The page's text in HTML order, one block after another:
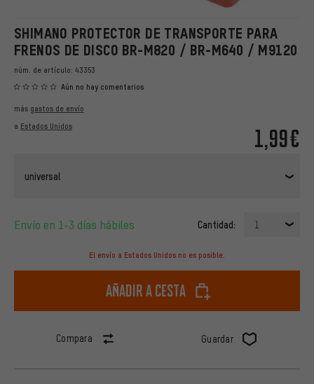
SHIMANO PROTECTOR DE TRANSPORTE PARA
FRENOS DE DISCO BR-M820 / BR-M640 / M9120
núm. de artículo: 43353
Aún no hay comentarios
1,99€
más gastos de envío
a Estados Unidos
universal
Envío en 1-3 días hábiles Cantidad: 1
El envío a Estados Unidos no es posible.
Añadir a cesta
Compara Guardar